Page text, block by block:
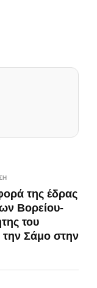
της έδρας
Βορείου-
του
Σάμο στην